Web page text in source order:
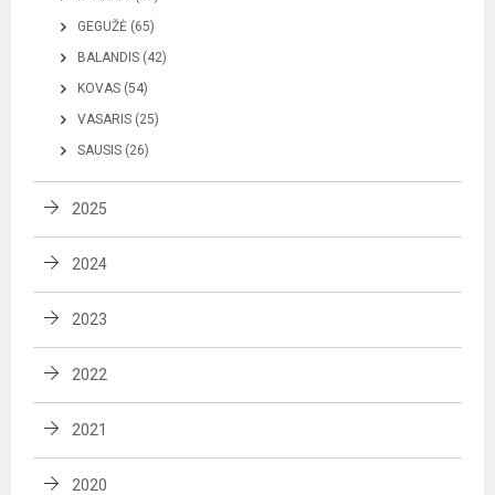
GEGUŽĖ (65)
BALANDIS (42)
KOVAS (54)
VASARIS (25)
SAUSIS (26)
2025
2024
2023
2022
2021
2020